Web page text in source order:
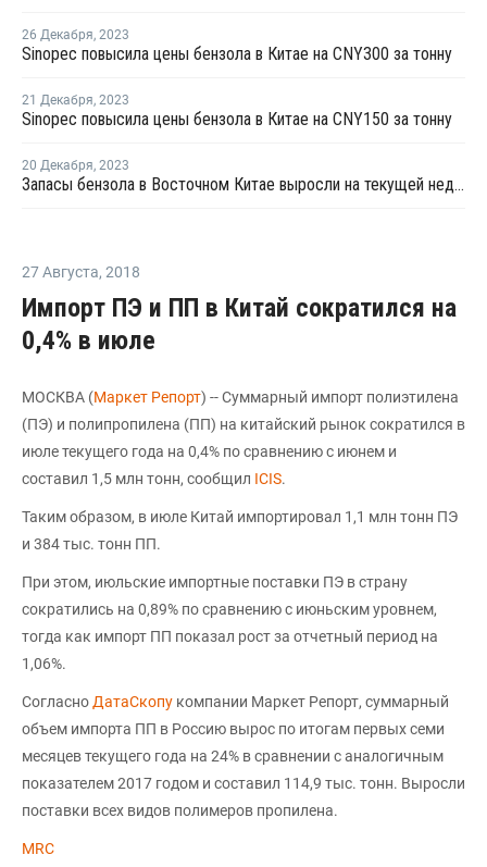
26 Декабря, 2023
Sinopec повысила цены бензола в Китае на CNY300 за тонну
21 Декабря, 2023
Sinopec повысила цены бензола в Китае на CNY150 за тонну
20 Декабря, 2023
Запасы бензола в Восточном Китае выросли на текущей неделе
27 Августа, 2018
Импорт ПЭ и ПП в Китай сократился на
0,4% в июле
МОСКВА (Маркет Репорт) -- Суммарный импорт полиэтилена
(ПЭ) и полипропилена (ПП) на китайский рынок сократился в
июле текущего года на 0,4% по сравнению с июнем и
составил 1,5 млн тонн, сообщил ICIS.
Таким образом, в июле Китай импортировал 1,1 млн тонн ПЭ
и 384 тыс. тонн ПП.
При этом, июльские импортные поставки ПЭ в страну
сократились на 0,89% по сравнению с июньским уровнем,
тогда как импорт ПП показал рост за отчетный период на
1,06%.
Согласно ДатаСкопу компании Маркет Репорт, суммарный
объем импорта ПП в Россию вырос по итогам первых семи
месяцев текущего года на 24% в сравнении с аналогичным
показателем 2017 годом и составил 114,9 тыс. тонн. Выросли
поставки всех видов полимеров пропилена.
MRC